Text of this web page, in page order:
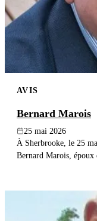
AVIS
Bernard Marois
25 mai 2026
À Sherbrooke, le 25
Bernard Marois, époux